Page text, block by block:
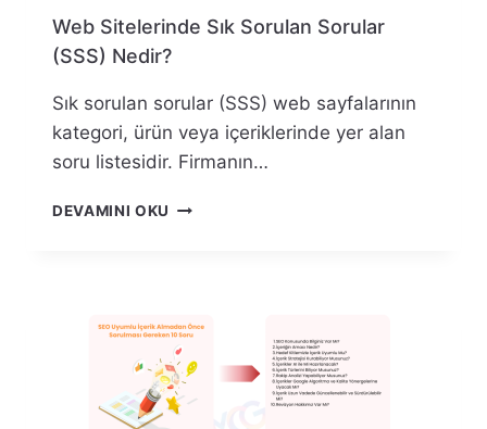
Web Sitelerinde Sık Sorulan Sorular
(SSS) Nedir?
Sık sorulan sorular (SSS) web sayfalarının
kategori, ürün veya içeriklerinde yer alan
soru listesidir. Firmanın…
DEVAMINI OKU WEB
(SSS)
NEDIR?